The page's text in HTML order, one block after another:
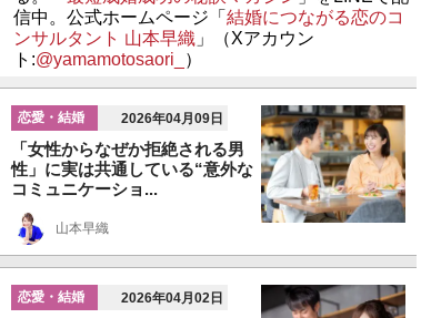
信中。公式ホームページ「 結婚につながる恋のコ
ンサルタント 山本早織 」（Xアカウン
ト:@yamamotosaori_ ）
恋愛・結婚 2026年04月09日
「女性からなぜか拒絶される男
性」に実は共通している“意外な
コミュニケーショ...
山本早織
恋愛・結婚 2026年04月02日